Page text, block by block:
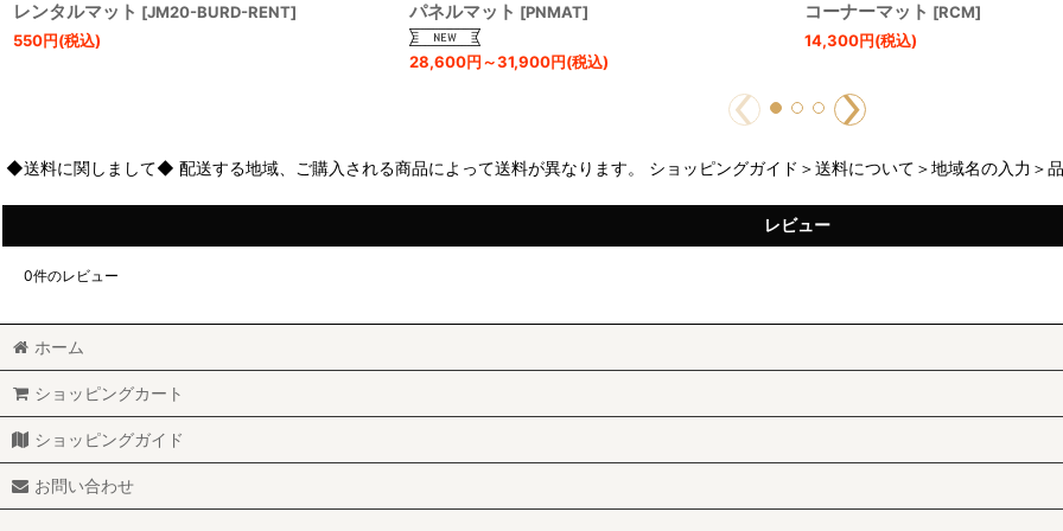
レンタルマット [JM20-BURD-RENT]
550円(税込)
パネルマット [PNMAT]
28,600円～31,900円(税込)
コーナーマット [RCM]
14,300円(税込)
◆送料に関しまして◆ 配送する地域、ご購入される商品によって送料が異なります。 ショッピングガイド＞送料について＞地域名の入力＞
レビュー
0件のレビュー
ホーム
ショッピングカート
ショッピングガイド
お問い合わせ